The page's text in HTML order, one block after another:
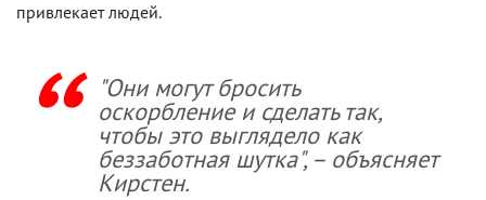
привлекает людей.
"Они могут бросить
оскорбление и сделать так,
чтобы это выглядело как
беззаботная шутка", – объясняет
Кирстен.